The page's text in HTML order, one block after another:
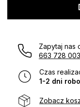
Zapytaj nas
663 728 003
Czas
1-2 dni
Zobacz